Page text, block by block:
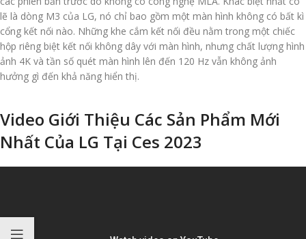
lẽ là dòng M3 của LG, nó chỉ bao gồm một màn hình không có bất kì
cổng kết nối nào. Những khe cắm kết nối đều nằm trong một chiếc
hộp riêng biệt kết nối không dây với màn hình, nhưng chất lượng hình
ảnh 4K và tần số quét màn hình lên đến 120 Hz vẫn không ảnh
hưởng gì đến khả năng hiển thị.
Video Giới Thiệu Các Sản Phẩm Mới
Nhất Của LG Tại Ces 2023